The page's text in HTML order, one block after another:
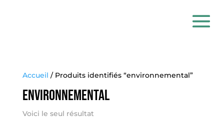
Accueil / Produits identifiés “environnemental”
environnemental
Voici le seul résultat